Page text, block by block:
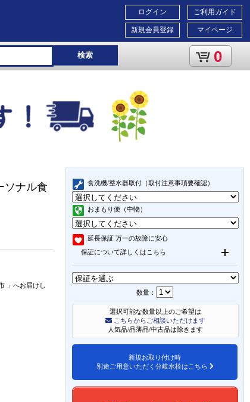
ご利用ガイド
マイページ
ログイン
新規会員登録
検索 0
食洗機/整水器取付（取付注意事項要確認）
おまもり便（中物）
延長保証 万一の故障に安心
保証について詳しくはこちら
数量：
選択可能な数量以上のご希望は
こちらからご相談いただけます
人気品/品薄品/中古品は除きます
新規お取り付け時
別途ご用意いただく分岐水栓はこちら
ソナル食
」 へお届けし